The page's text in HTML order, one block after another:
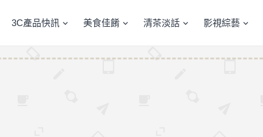
3C產品快訊 美食佳餚 清茶淡話 影視綜藝